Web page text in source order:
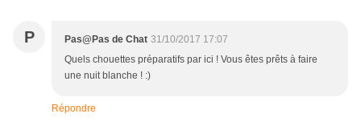
P Pas@Pas de Chat 31/10/2017 17:07
Quels chouettes préparatifs par ici ! Vous êtes prêts à faire
une nuit blanche ! :)
Répondre